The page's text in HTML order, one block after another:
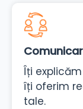
Îți explicăm
îți oferim
tale.